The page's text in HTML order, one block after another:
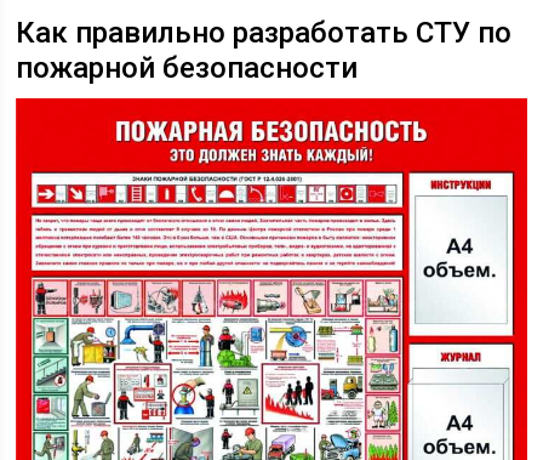
Как правильно разработать СТУ по
пожарной безопасности